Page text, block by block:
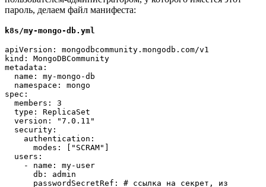
пароль, делаем файл манифеста:
k8s/my-mongo-db.yml
apiVersion: mongodbcommunity.mongodb.com/v1
kind: MongoDBCommunity
metadata:
  name: my-mongo-db
  namespace: mongo
spec:
  members: 3
  type: ReplicaSet
  version: "7.0.11"
  security:
    authentication:
      modes: ["SCRAM"]
  users:
    - name: my-user
      db: admin